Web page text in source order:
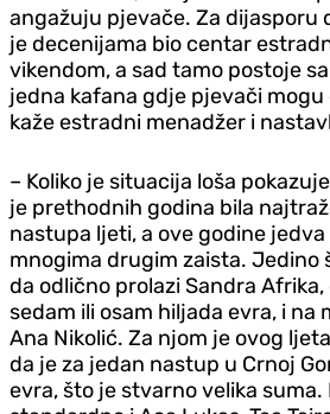
angažuju pjevače. Za dijasporu
je decenijama bio centar
vikendom, a sad tamo postoje
jedna kafana gdje pjevači
kaže estradni menadžer i
– Koliko je situacija loša
je prethodnih godina bila
nastupa ljeti, a ove godine jedva
mnogima drugim zaista. Jedino
da odlično prolazi Sandra
sedam ili osam hiljada evra, i na
Ana Nikolić. Za njom je ovog
da je za jedan nastup u Crnoj
evra, što je stvarno velika suma.